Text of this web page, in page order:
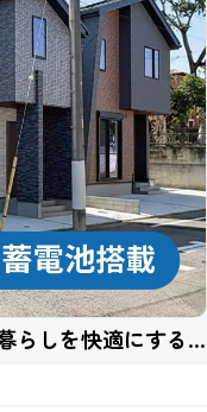
れかに該当する場合を
。
請求によるとき。
された規約等により、
ク先サイト内において
らしを快適にする